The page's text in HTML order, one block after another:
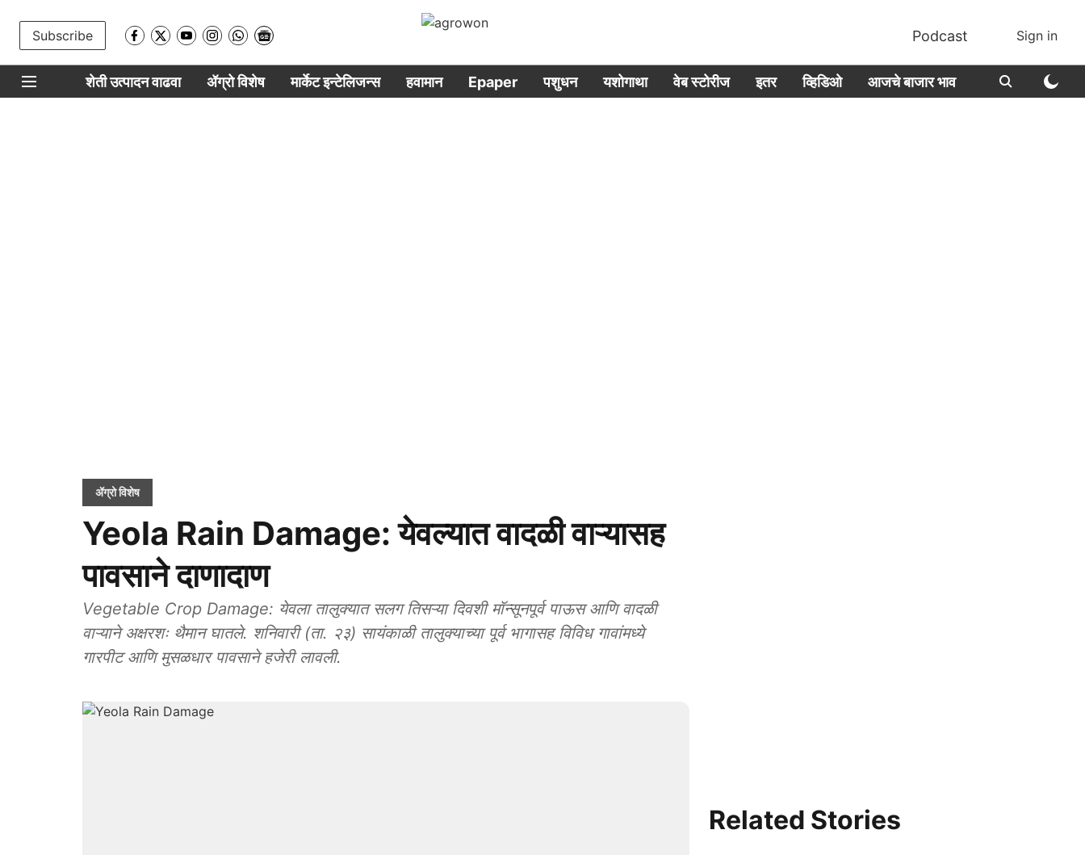
Subscribe Podcast Sign in
शेती उत्पादन वाढवा ॲग्रो विशेष मार्केट इन्टेलिजन्स हवामान Epaper पशुधन यशोगाथा वेब स्टोरीज इतर व्हिडिओ आजचे बाजार भाव
ॲग्रो विशेष
Yeola Rain Damage: येवल्यात वादळी वाऱ्यासह
पावसाने दाणादाण
Vegetable Crop Damage: येवला तालुक्यात सलग तिसऱ्या दिवशी मॉन्सूनपूर्व पाऊस आणि वादळी
वाऱ्याने अक्षरशः थैमान घातले. शनिवारी (ता. २३) सायंकाळी तालुक्याच्या पूर्व भागासह विविध गावांमध्ये
गारपीट आणि मुसळधार पावसाने हजेरी लावली.
Related Stories